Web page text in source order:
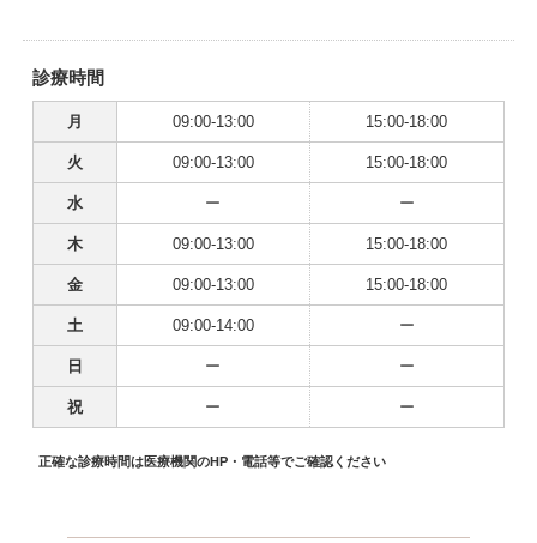
診療時間
月 09:00-13:00 15:00-18:00
火 09:00-13:00 15:00-18:00
水 ー ー
木 09:00-13:00 15:00-18:00
金 09:00-13:00 15:00-18:00
土 09:00-14:00 ー
日 ー ー
祝 ー ー
正確な診療時間は医療機関のHP・電話等でご確認ください